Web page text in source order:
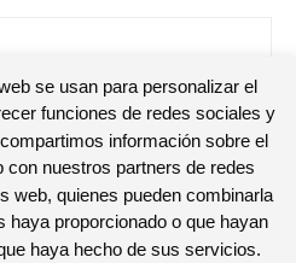
se usan para personalizar el
funciones de redes sociales y
información sobre el
con nuestros partners de redes
web, quienes pueden combinarla
haya proporcionado o que hayan
haya hecho de sus servicios.